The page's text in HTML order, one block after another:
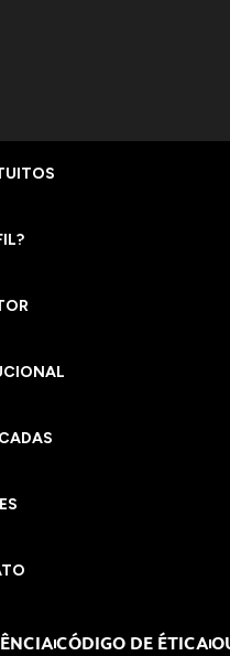
CÓDIGO DE ÉTICA